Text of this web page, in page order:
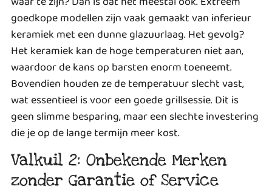
goedkope modellen zijn vaak gemaakt van inferieur
keramiek met een dunne glazuurlaag. Het gevolg?
Het keramiek kan de hoge temperaturen niet aan,
waardoor de kans op barsten enorm toeneemt.
Bovendien houden ze de temperatuur slecht vast,
wat essentieel is voor een goede grillsessie. Dit is
geen slimme besparing, maar een slechte investering
die je op de lange termijn meer kost.
Valkuil 2: Onbekende Merken
zonder Garantie of Service